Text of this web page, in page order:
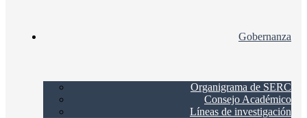
Gobernanza
Organigrama de SERC
Consejo Académico
Líneas de investigación